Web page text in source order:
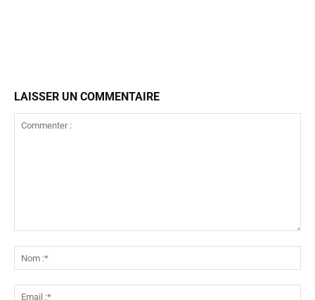
LAISSER UN COMMENTAIRE
:*